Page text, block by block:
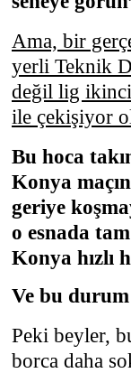
Ama, bir
yerli Teknik
değil lig
ile çekişiyor
Bu hoca
Konya
geriye
o esnada
Konya hızlı
Ve bu
Peki beyler,
borca daha